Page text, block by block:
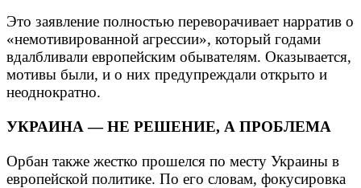
Это заявление полностью переворачивает нарратив о
«немотивированной агрессии», который годами
вдалбливали европейским обывателям. Оказывается,
мотивы были, и о них предупреждали открыто и
неоднократно.
УКРАИНА — НЕ РЕШЕНИЕ, А ПРОБЛЕМА
Орбан также жестко прошелся по месту Украины в
европейской политике. По его словам, фокусировка